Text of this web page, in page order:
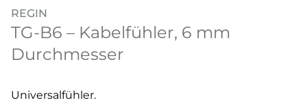
REGIN
TG-B6 – Kabelfühler, 6 mm
Durchmesser
Universalfühler.